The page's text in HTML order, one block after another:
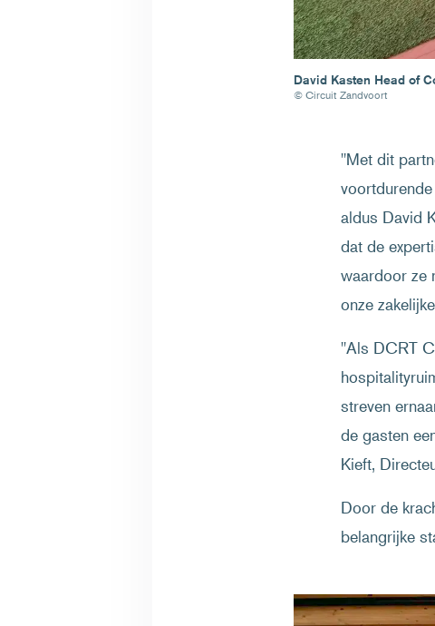
David Kasten Head of
© Circuit Zandvoort
"Met dit
aldus David
dat de
waardoor ze
onze
"Als DCRT
streven
de gasten
Kieft,
Door de
belangrijke